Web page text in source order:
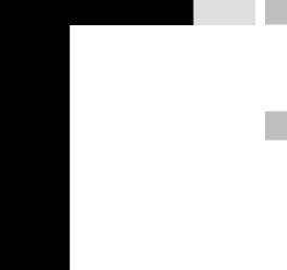
στον πλανήτη. Και